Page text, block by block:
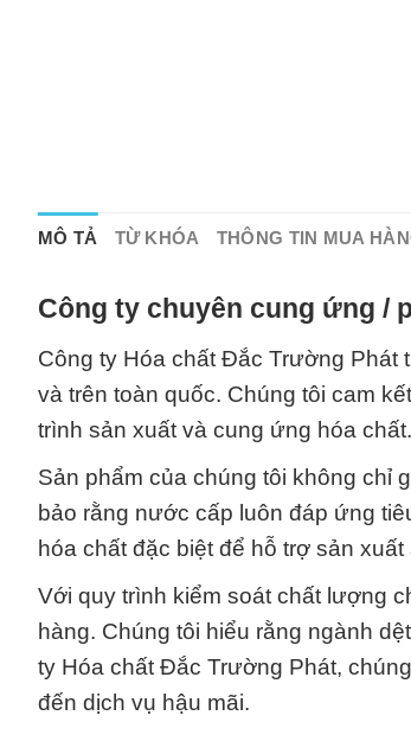
MÔ TẢ TỪ KHÓA THÔNG TIN MUA
Công ty chuyên cung ứng /
Công ty Hóa chất Đắc Trường Phát
và trên toàn quốc. Chúng tôi cam
trình sản xuất và cung ứng hóa chất.
Sản phẩm của chúng tôi không chỉ
bảo rằng nước cấp luôn đáp ứng
hóa chất đặc biệt để hỗ trợ sản
Với quy trình kiểm soát chất lượng
hàng. Chúng tôi hiểu rằng ngành
ty Hóa chất Đắc Trường Phát,
đến dịch vụ hậu mãi.